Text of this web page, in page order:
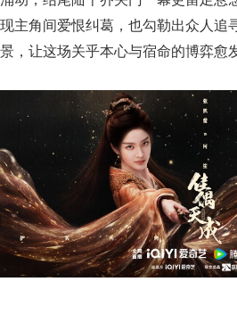
现主角间爱恨纠葛，也勾勒出众人追
景，让这场关乎本心与宿命的博弈愈